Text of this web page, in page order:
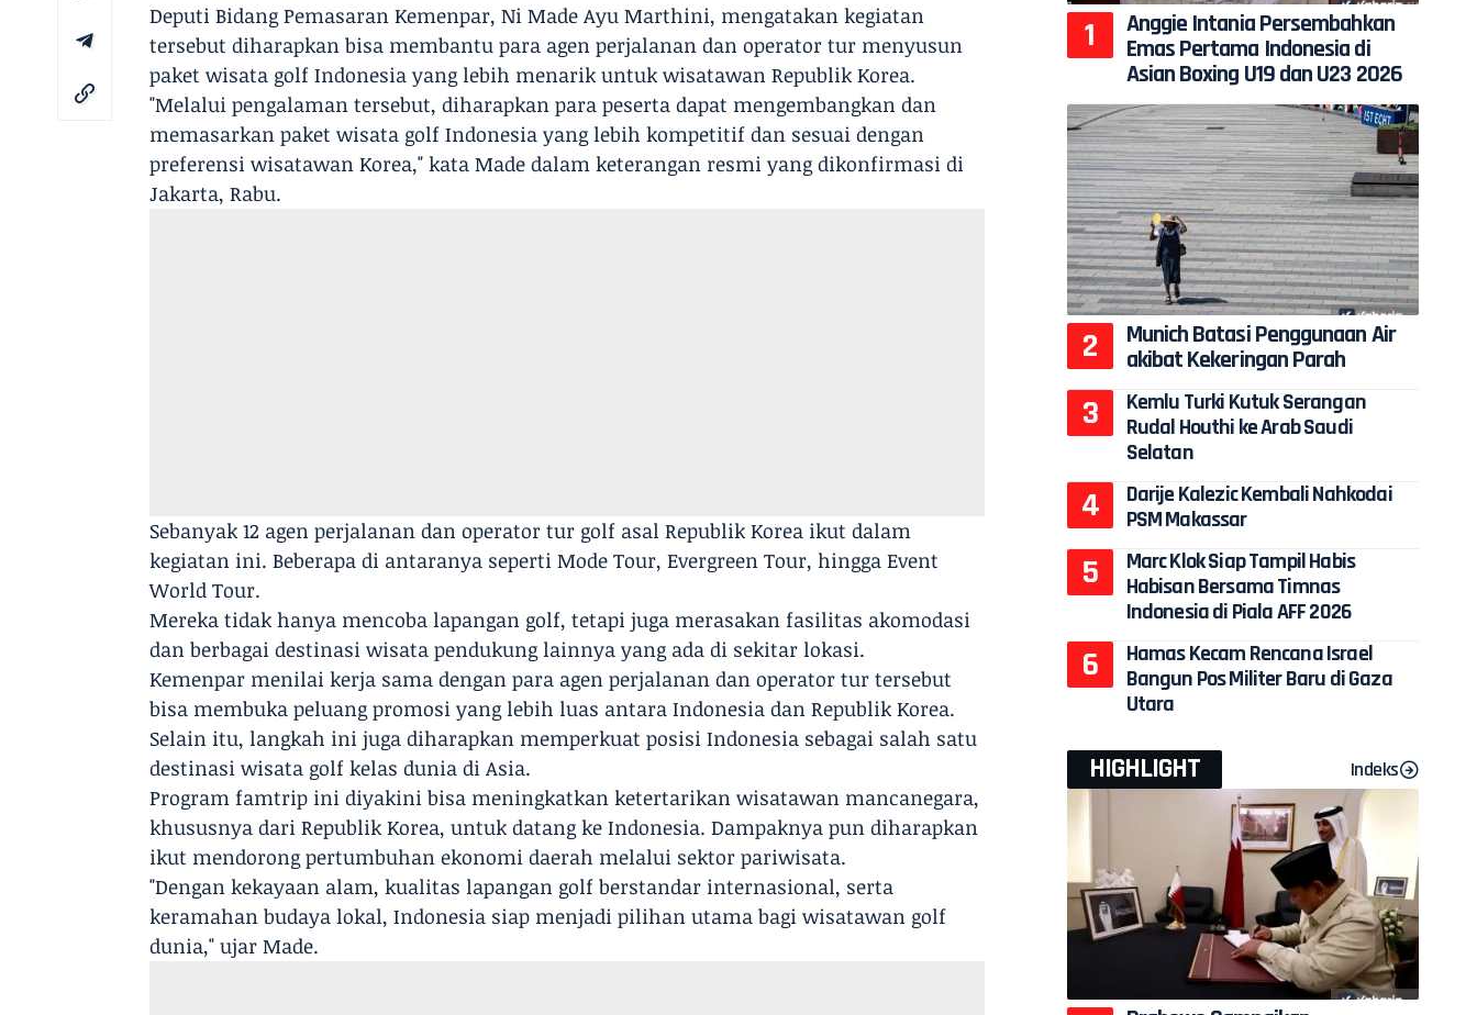
Deputi Bidang Pemasaran Kemenpar, Ni Made Ayu Marthini, mengatakan kegiatan
tersebut diharapkan bisa membantu para agen perjalanan dan operator tur menyusun
paket wisata golf Indonesia yang lebih menarik untuk wisatawan Republik Korea.
"Melalui pengalaman tersebut, diharapkan para peserta dapat mengembangkan dan
memasarkan paket wisata golf Indonesia yang lebih kompetitif dan sesuai dengan
preferensi wisatawan Korea," kata Made dalam keterangan resmi yang dikonfirmasi di
Jakarta, Rabu.
Sebanyak 12 agen perjalanan dan operator tur golf asal Republik Korea ikut dalam
kegiatan ini. Beberapa di antaranya seperti Mode Tour, Evergreen Tour, hingga Event
World Tour.
Mereka tidak hanya mencoba lapangan golf, tetapi juga merasakan fasilitas akomodasi
dan berbagai destinasi wisata pendukung lainnya yang ada di sekitar lokasi.
Kemenpar menilai kerja sama dengan para agen perjalanan dan operator tur tersebut
bisa membuka peluang promosi yang lebih luas antara Indonesia dan Republik Korea.
Selain itu, langkah ini juga diharapkan memperkuat posisi Indonesia sebagai salah satu
destinasi wisata golf kelas dunia di Asia.
Program famtrip ini diyakini bisa meningkatkan ketertarikan wisatawan mancanegara,
khususnya dari Republik Korea, untuk datang ke Indonesia. Dampaknya pun diharapkan
ikut mendorong pertumbuhan ekonomi daerah melalui sektor pariwisata.
"Dengan kekayaan alam, kualitas lapangan golf berstandar internasional, serta
keramahan budaya lokal, Indonesia siap menjadi pilihan utama bagi wisatawan golf
dunia," ujar Made.
Anggie Intania Persembahkan
Emas Pertama Indonesia di
Asian Boxing U19 dan U23 2026
Munich Batasi Penggunaan Air
akibat Kekeringan Parah
Kemlu Turki Kutuk Serangan
Rudal Houthi ke Arab Saudi
Selatan
Darije Kalezic Kembali Nahkodai
PSM Makassar
Marc Klok Siap Tampil Habis
Habisan Bersama Timnas
Indonesia di Piala AFF 2026
Hamas Kecam Rencana Israel
Bangun Pos Militer Baru di Gaza
Utara
HIGHLIGHT Indeks